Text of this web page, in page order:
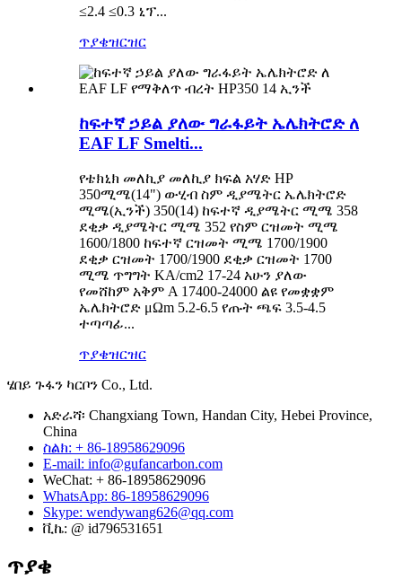
≤2.4 ≤0.3 ኒፕ...
ጥያቄዝርዝር
ከፍተኛ ኃይል ያለው ግራፋይት ኤሌክትሮድ ለ
EAF LF Smelti...
የቴክኒክ መለኪያ መለኪያ ክፍል አሃድ HP
350ሚሜ(14") ውሂብ ስም ዲያሜትር ኤሌክትሮድ
ሚሜ(ኢንች) 350(14) ከፍተኛ ዲያሜትር ሚሜ 358
ደቂቃ ዲያሜትር ሚሜ 352 የስም ርዝመት ሚሜ
1600/1800 ከፍተኛ ርዝመት ሚሜ 1700/1900
ደቂቃ ርዝመት 1700/1900 ደቂቃ ርዝመት 1700
ሚሜ ጥግግት KA/cm2 17-24 አሁን ያለው
የመሸከም አቅም A 17400-24000 ልዩ የመቋቋም
ኤሌክትሮድ μΩm 5.2-6.5 የጡት ጫፍ 3.5-4.5
ተጣጣፊ...
ጥያቄዝርዝር
ሄበይ ጉፋን ካርቦን Co., Ltd.
አድራሻ፡ Changxiang Town, Handan City, Hebei Province,
China
ስልክ: + 86-18958629096
E-mail: info@gufancarbon.com
WeChat: + 86-18958629096
WhatsApp: 86-18958629096
Skype: wendywang626@qq.com
ቪኬ: @ id796531651
ጥያቄ